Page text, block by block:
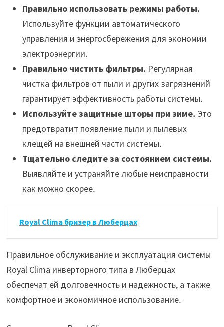
Правильно использовать режимы работы․
Используйте функции автоматического
управления и энергосбережения для экономии
электроэнергии․
Правильно чистить фильтры․ Регулярная
чистка фильтров от пыли и других загрязнений
гарантирует эффективность работы системы․
Используйте защитные шторы при зиме․ Это
предотвратит появление пыли и пылевых
клещей на внешней части системы․
Тщательно следите за состоянием системы․
Выявляйте и устраняйте любые неисправности
как можно скорее․
Royal Clima бризер в Люберцах
Правильное обслуживание и эксплуатация системы
Royal Clima инверторного типа в Люберцах
обеспечат ей долговечность и надежность, а также
комфортное и экономичное использование․